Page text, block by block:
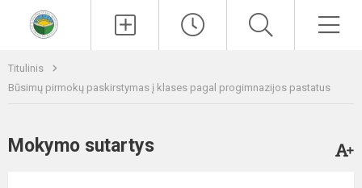
Titulinis
Būsimų pirmokų paskirstymas į klases pagal progimnazijos pastatus
Mokymo sutartys